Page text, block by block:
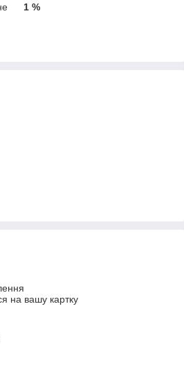
1 %
на вашу картку